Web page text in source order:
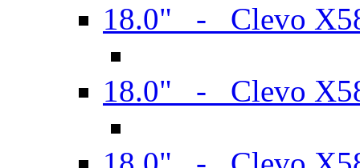
18.0" - Clevo
18.0" - Clevo